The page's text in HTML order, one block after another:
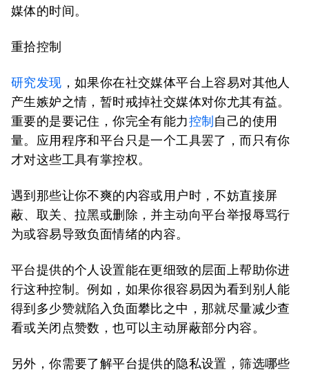
媒体的时间。
重拾控制
研究发现 ，如果你在社交媒体平台上容易对其他人
产生嫉妒之情，暂时戒掉社交媒体对你尤其有益。
重要的是要记住，你完全有能力控制 自己的使用
量。应用程序和平台只是一个工具罢了，而只有你
才对这些工具有掌控权。
遇到那些让你不爽的内容或用户时，不妨直接屏
蔽、取关、拉黑或删除，并主动向平台举报辱骂行
为或容易导致负面情绪的内容。
平台提供的个人设置能在更细致的层面上帮助你进
行这种控制。例如，如果你很容易因为看到别人能
得到多少赞就陷入负面攀比之中，那就尽量减少查
看或关闭点赞数，也可以主动屏蔽部分内容。
另外，你需要了解平台提供的隐私设置，筛选哪些